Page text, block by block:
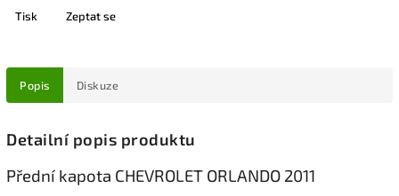
Tisk Zeptat se
Popis Diskuze
Detailní popis produktu
Přední kapota CHEVROLET ORLANDO 2011